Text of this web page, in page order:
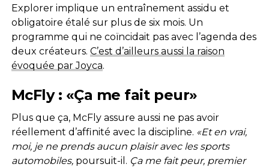
Explorer implique un entraînement assidu et
obligatoire étalé sur plus de six mois. Un
programme qui ne coïncidait pas avec l’agenda des
deux créateurs. C’est d’ailleurs aussi la raison
évoquée par Joyca.
McFly : «Ça me fait peur»
Plus que ça, McFly assure aussi ne pas avoir
réellement d’affinité avec la discipline. «Et en vrai,
moi, je ne prends aucun plaisir avec les sports
automobiles,poursuit-il. Ça me fait peur, premier